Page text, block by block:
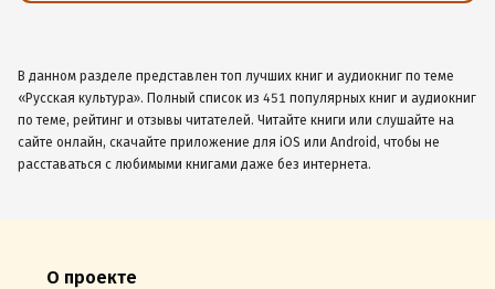
В данном разделе представлен топ лучших книг и аудиокниг по теме
«Русская культура». Полный список из 451 популярных книг и аудиокниг
по теме, рейтинг и отзывы читателей. Читайте книги или слушайте на
сайте онлайн, скачайте приложение для iOS или Android, чтобы не
расставаться с любимыми книгами даже без интернета.
О проекте